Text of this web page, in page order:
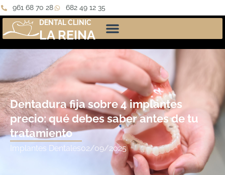
961 68 70 28
682 49 12 35
DENTAL CLINIC
LA REINA
Dentadura fija sobre 4 implantes
precio: qué debes saber antes de tu
tratamiento
Implantes Dentales02/09/2025